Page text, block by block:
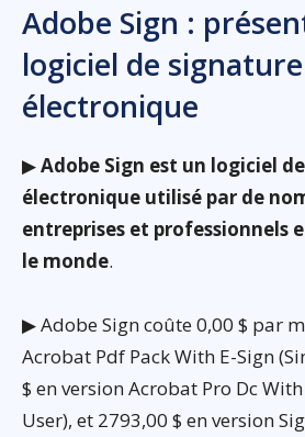
Adobe Sign :
logiciel de signature
électronique
▶Adobe Sign est un logiciel
électronique utilisé par de
entreprises et professionnels
le monde.
▶ Adobe Sign coûte 0,00 $ par
Acrobat Pdf Pack With E-Sign
$ en version Acrobat Pro Dc
User), et 2793,00 $ en version